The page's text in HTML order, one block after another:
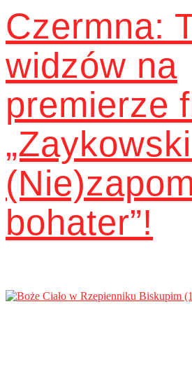
Czermna:
widzów na
premierze
bohater”!